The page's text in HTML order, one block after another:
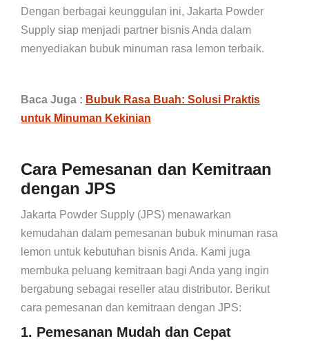
Dengan berbagai keunggulan ini, Jakarta Powder
Supply siap menjadi partner bisnis Anda dalam
menyediakan bubuk minuman rasa lemon terbaik.
Baca Juga : Bubuk Rasa Buah: Solusi Praktis
untuk Minuman Kekinian
Cara Pemesanan dan Kemitraan
dengan JPS
Jakarta Powder Supply (JPS) menawarkan
kemudahan dalam pemesanan bubuk minuman rasa
lemon untuk kebutuhan bisnis Anda. Kami juga
membuka peluang kemitraan bagi Anda yang ingin
bergabung sebagai reseller atau distributor. Berikut
cara pemesanan dan kemitraan dengan JPS:
1. Pemesanan Mudah dan Cepat